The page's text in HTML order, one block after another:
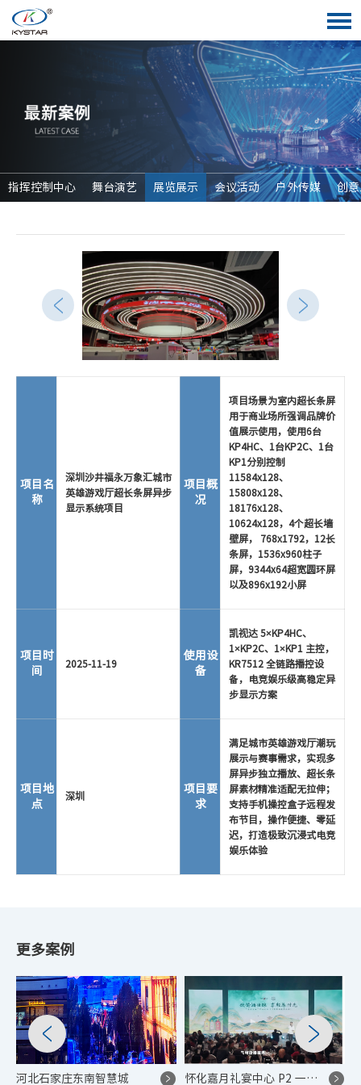
指挥控制中心 舞台演艺 展览展示 会议活动 户外传媒 创
项目名
称
深圳沙井福永万象汇城市
英雄游戏厅超长条屏异步
显示系统项目
项目概
况
项目场景为室内超长条屏
用于商业场所强调品牌价
值展示使用，使用6台
KP4HC、1台KP2C、1台
KP1分别控制
11584x128、
15808x128、
18176x128、
10624x128，4个超长墙
壁屏， 768x1792，12长
条屏，1536x960柱子
屏，9344x64超宽圆环屏
以及896x192小屏
项目时
间
2025-11-19
使用设
备
凯视达 5×KP4HC、
1×KP2C、1×KP1 主控，
KR7512 全链路播控设
备，电竞娱乐级高稳定异
步显示方案
项目地
点
深圳
项目要
求
满足城市英雄游戏厅潮玩
展示与赛事需求，实现多
屏异步独立播放、超长条
屏素材精准适配无拉伸；
支持手机操控盒子远程发
布节目，操作便捷、零延
迟，打造极致沉浸式电竞
娱乐体验
更多案例
河北石家庄东南智慧城 怀化嘉月礼宴中心 P2 一主两副多屏显示系统项目